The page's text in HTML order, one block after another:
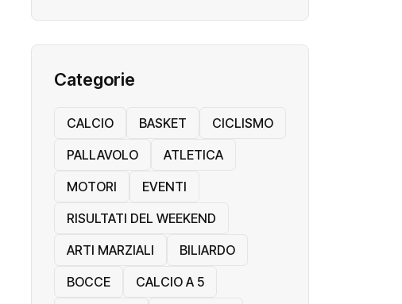
Categorie
CALCIO BASKET
CICLISMO
PALLAVOLO
ATLETICA
MOTORI
EVENTI
RISULTATI DEL WEEKEND
ARTI MARZIALI
BILIARDO
BOCCE
CALCIO A 5